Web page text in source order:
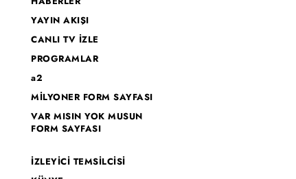
YAYIN AKIŞI
CANLI TV İZLE
PROGRAMLAR
a2
MİLYONER FORM SAYFASI
VAR MISIN YOK MUSUN
FORM SAYFASI
İZLEYİCİ TEMSİLCİSİ